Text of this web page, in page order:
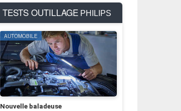
TESTS OUTILLAGE PHILIPS
AUTOMOBILE
Nouvelle baladeuse